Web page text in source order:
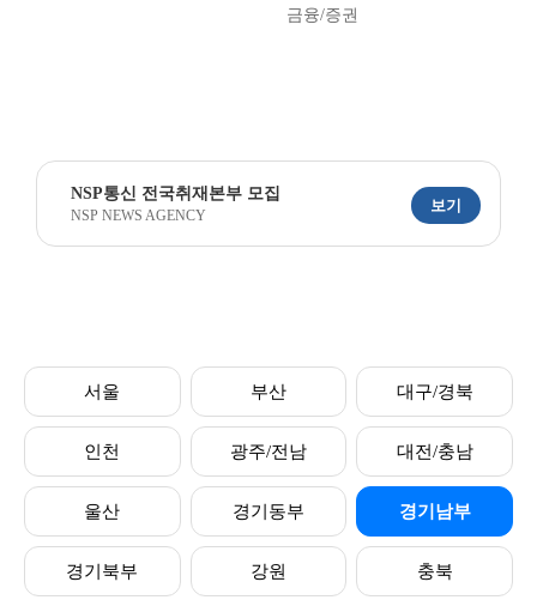
금융/증권
NSP통신 전국취재본부 모집
NSP NEWS AGENCY
보기
서울 부산 대구/경북
인천 광주/전남 대전/충남
울산 경기동부 경기남부
경기북부 강원 충북